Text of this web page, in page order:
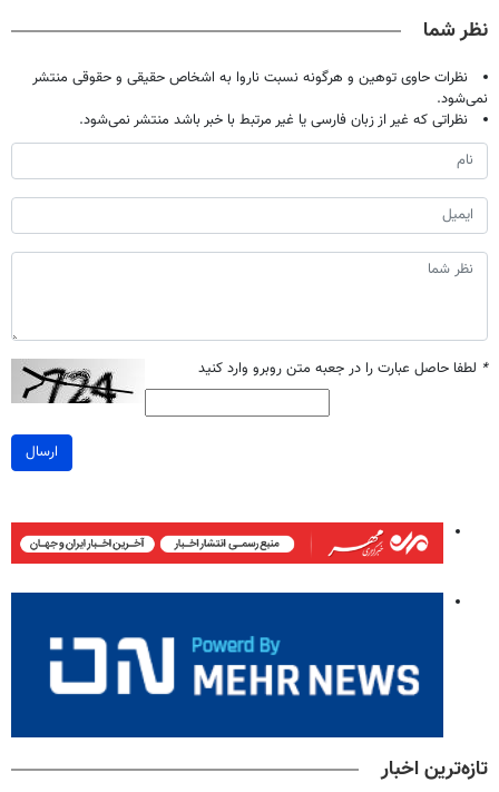
نظر شما
نظرات حاوی توهین و هرگونه نسبت ناروا به اشخاص حقیقی و حقوقی منتشر
نمی‌شود.
نظراتی که غیر از زبان فارسی یا غیر مرتبط با خبر باشد منتشر نمی‌شود.
* لطفا حاصل عبارت را در جعبه متن روبرو وارد کنید
ارسال
تازه‌ترین اخبار